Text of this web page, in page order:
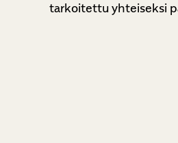
tarkoitettu yhteiseksi